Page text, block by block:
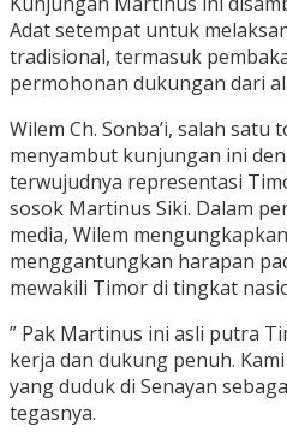
Adat setempat untuk
tradisional, termasuk
permohonan dukungan dari
Wilem Ch. Sonba’i, salah satu
menyambut kunjungan ini
terwujudnya representasi
sosok Martinus Siki. Dalam
media, Wilem
menggantungkan harapan
mewakili Timor di tingkat
” Pak Martinus ini asli putra
kerja dan dukung penuh.
yang duduk di Senayan
tegasnya.